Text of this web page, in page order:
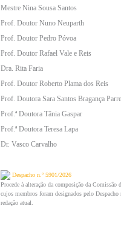
Mestre Nina Sousa Santos
Prof. Doutor Nuno Neuparth
Prof. Doutor Pedro Póvoa
Prof. Doutor Rafael Vale e Reis
Dra. Rita Faria
Prof. Doutor Roberto Plama dos Reis
Prof. Doutora Sara Santos Bragança
Prof.ª Doutora Tânia Gaspar
Prof.ª Doutora Teresa Lapa
Dr. Vasco Carvalho
Despacho n.º 5901/2026
Procede à alteração da composição da
cujos membros foram designados pelo
redação atual.